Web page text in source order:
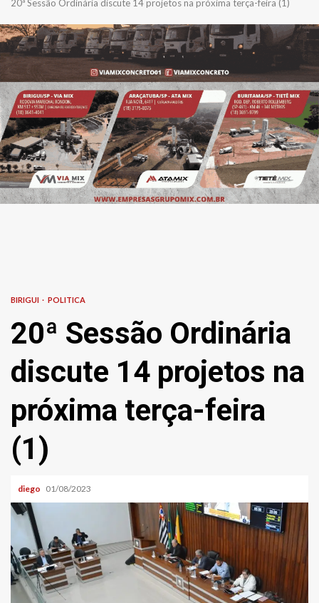
20ª Sessão Ordinária discute 14 projetos na próxima terça-feira (1)
BIRIGUI POLITICA
20ª Sessão Ordinária
discute 14 projetos na
próxima terça-feira
(1)
diego 01/08/2023